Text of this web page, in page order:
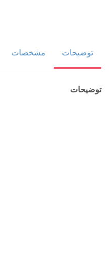
توضیحات مشخصات
توضیحات